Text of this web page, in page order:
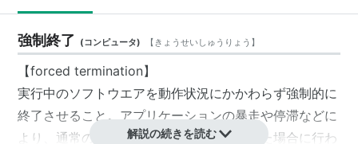
強制終了 (コンピュータ) 【きょうせいしゅうりょう 】
【forced termination】
実行中のソフトウエアを動作状況にかかわらず強制的に
終了させること。アプリケーションの暴走や停滞などに
より、通常の手続きでは終了できなくなった場合に行わ
解説の続きを読む